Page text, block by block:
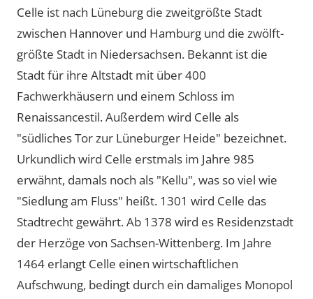
Celle ist nach Lüneburg die zweitgrößte Stadt
zwischen Hannover und Hamburg und die zwölft-
größte Stadt in Niedersachsen. Bekannt ist die
Stadt für ihre Altstadt mit über 400
Fachwerkhäusern und einem Schloss im
Renaissancestil. Außerdem wird Celle als
südliches Tor zur Lüneburger Heide bezeichnet.
Urkundlich wird Celle erstmals im Jahre 985
erwähnt, damals noch als Kellu , was so viel wie
Siedlung am Fluss heißt. 1301 wird Celle das
Stadtrecht gewährt. Ab 1378 wird es Residenzstadt
der Herzöge von Sachsen-Wittenberg. Im Jahre
1464 erlangt Celle einen wirtschaftlichen
Aufschwung, bedingt durch ein damaliges Monopol